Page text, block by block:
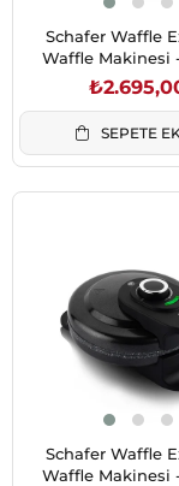
Schafer Waffle
Waffle Makinesi
SEPETE
Schafer Waffle
Waffle Makinesi